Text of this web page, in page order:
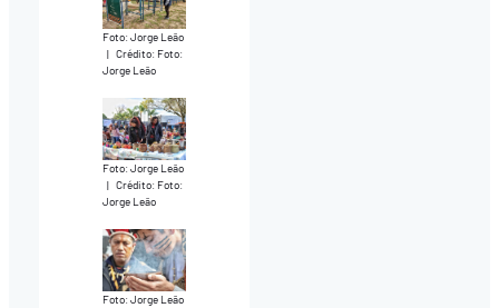
Foto: Jorge Leão
| Crédito: Foto:
Jorge Leão
Foto: Jorge Leão
| Crédito: Foto:
Jorge Leão
Foto: Jorge Leão